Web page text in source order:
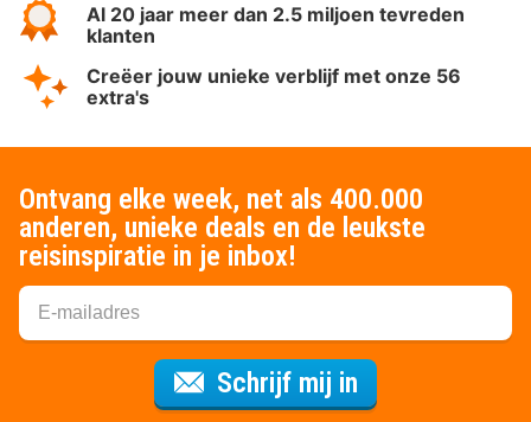
Al 20 jaar meer dan 2.5 miljoen tevreden
klanten
Creëer jouw unieke verblijf met onze 56
extra's
Ontvang elke week, net als 400.000
anderen, unieke deals en de leukste
reisinspiratie in je inbox!
Schrijf mij in